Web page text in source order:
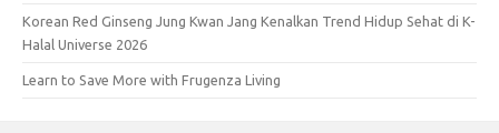
Korean Red Ginseng Jung Kwan Jang Kenalkan Trend Hidup Sehat di K-
Halal Universe 2026
Learn to Save More with Frugenza Living